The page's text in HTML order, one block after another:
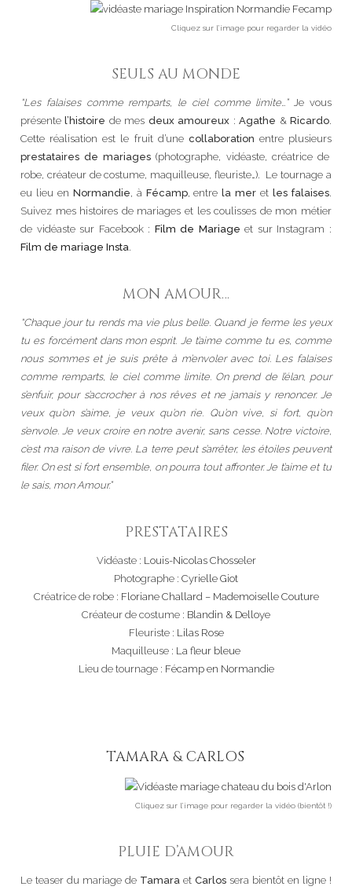
Cliquez sur l’image pour regarder la vidéo
SEULS AU MONDE
“Les falaises comme remparts, le ciel comme limite…”Je vous
présentel’histoire de mes deux amoureux :Agathe &Ricardo.
Cette réalisation est le fruit d’une collaboration entre plusieurs
prestataires de mariages (photographe, vidéaste, créatrice de
robe, créateur de costume, maquilleuse, fleuriste…). Le tournage a
eu lieu en Normandie, à Fécamp, entre la meret les falaises.
Suivez mes histoires de mariages et les coulisses de mon métier
de vidéaste sur Facebook : Film de Mariage et sur Instagram :
Film de mariage Insta.
MON AMOUR…
“Chaque jour tu rends ma vie plus belle. Quand je ferme les yeux
tu es forcément dans mon esprit. Je t’aime comme tu es, comme
nous sommes et je suis prête à m’envoler avec toi. Les falaises
comme remparts, le ciel comme limite. On prend de l’élan, pour
s’enfuir, pour s’accrocher à nos rêves et ne jamais y renoncer. Je
veux qu’on s’aime, je veux qu’on rie. Qu’on vive, si fort, qu’on
s’envole. Je veux croire en notre avenir, sans cesse. Notre victoire,
c’est ma raison de vivre. La terre peut s’arrêter, les étoiles peuvent
filer. On est si fort ensemble, on pourra tout affronter. Je t’aime et tu
le sais, mon Amour.”
PRESTATAIRES
Vidéaste : Louis-Nicolas Chosseler
Photographe : Cyrielle Giot
Créatrice de robe : Floriane Challard – Mademoiselle Couture
Créateur de costume : Blandin & Delloye
Fleuriste : Lilas Rose
Maquilleuse : La fleur bleue
Lieu de tournage : Fécamp en Normandie
TAMARA & CARLOS
Cliquez sur l’image pour regarder la vidéo (bientôt !)
PLUIE D’AMOUR
Le teaser du mariage de Tamara et Carlos sera bientôt en ligne !